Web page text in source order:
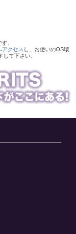
。
アクセス し、お使いのOS環
て下さい。